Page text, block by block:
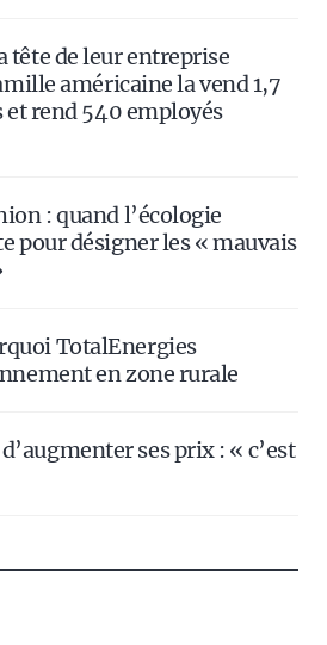
tête de leur entreprise
américaine la vend 1,7
rend 540 employés
: quand l’écologie
pour désigner les « mauvais
TotalEnergies
en zone rurale
ses prix : « c’est